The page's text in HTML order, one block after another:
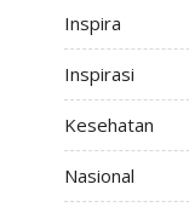
Inspira
Inspirasi
Kesehatan
Nasional